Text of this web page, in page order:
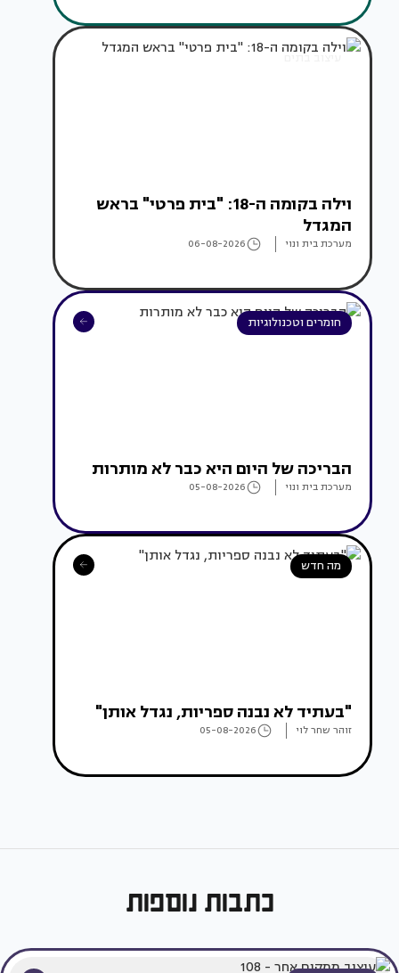
עיצוב בתים
וילה בקומה ה-18: "בית פרטי" בראש
המגדל
מערכת בית ונוי 06-08-2026
חומרים וטכנולוגיות
הבריכה של היום היא כבר לא מותרות
מערכת בית ונוי 05-08-2026
מה חדש
"בעתיד לא נבנה ספריות, נגדל אותן"
זוהר שחר לוי 05-08-2026
כתבות נוספות